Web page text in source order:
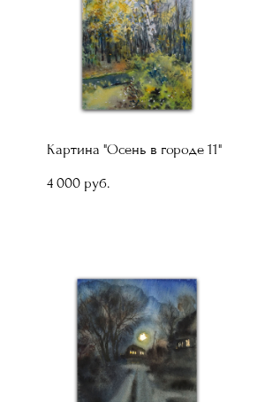
Картина "Осень в городе 11"
4 000 pуб.